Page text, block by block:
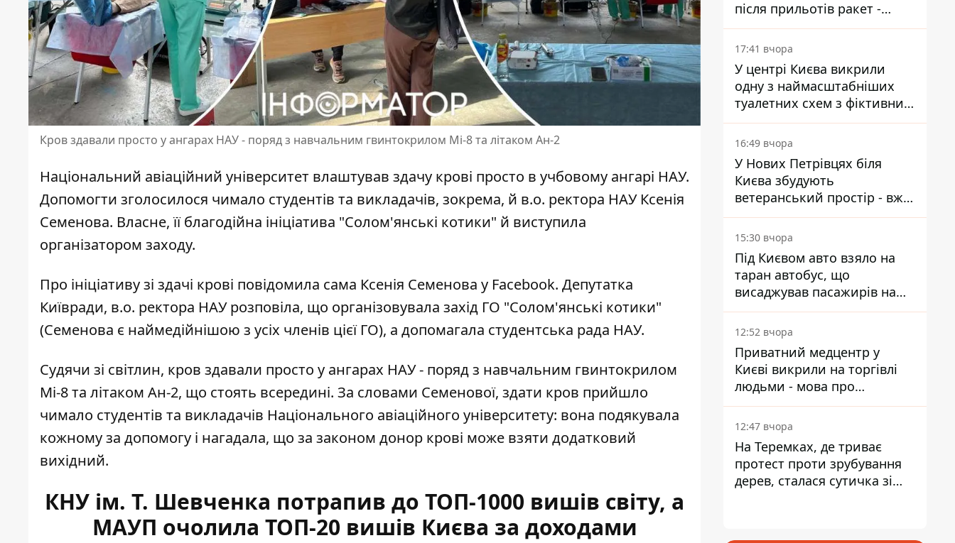
Кров здавали просто у ангарах НАУ - поряд з навчальним гвинтокрилом Мі-8 та літаком Ан-2
Національний авіаційний університет влаштував здачу крові просто в учбовому ангарі НАУ.
Допомогти зголосилося чимало студентів та викладачів, зокрема, й в.о. ректора НАУ Ксенія
Семенова. Власне, її благодійна ініціатива "Солом'янські котики" й виступила
організатором заходу.
Про ініціативу зі здачі крові повідомила сама Ксенія Семенова у Facebook. Депутатка
Київради, в.о. ректора НАУ розповіла, що організовувала захід ГО "Солом'янські котики"
(Семенова є наймедійнішою з усіх членів цієї ГО), а допомагала студентська рада НАУ.
Судячи зі світлин, кров здавали просто у ангарах НАУ - поряд з навчальним гвинтокрилом
Мі-8 та літаком Ан-2, що стоять всередині. За словами Семенової, здати кров прийшло
чимало студентів та викладачів Національного авіаційного університету: вона подякувала
кожному за допомогу і нагадала, що за законом донор крові може взяти додатковий
вихідний.
КНУ ім. Т. Шевченка потрапив до ТОП-1000 вишів світу, а
МАУП очолила ТОП-20 вишів Києва за доходами
після прильотів ракет -
ДСНС
17:41 вчора
У центрі Києва викрили
одну з наймасштабніших
туалетних схем з фіктивним
будинком
16:49 вчора
У Нових Петрівцях біля
Києва збудують
ветеранський простір - вже
знайшли проєктанта
15:30 вчора
Під Києвом авто взяло на
таран автобус, що
висаджував пасажирів на
зупинці - пасажирка в
лікарні
12:52 вчора
Приватний медцентр у
Києві викрили на торгівлі
людьми - мова про
сурогатне материнство
12:47 вчора
На Теремках, де триває
протест проти зрубування
дерев, сталася сутичка зі